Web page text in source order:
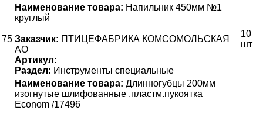
75
Наименование товара: Напильник 450мм №1
круглый
Заказчик: ПТИЦЕФАБРИКА КОМСОМОЛЬСКАЯ
АО
Артикул:
Раздел: Инструменты специальные
10
шт
Наименование товара: Длинногубцы 200мм
изогнутые шлифованные .пластм.пукоятка
Econom /17496